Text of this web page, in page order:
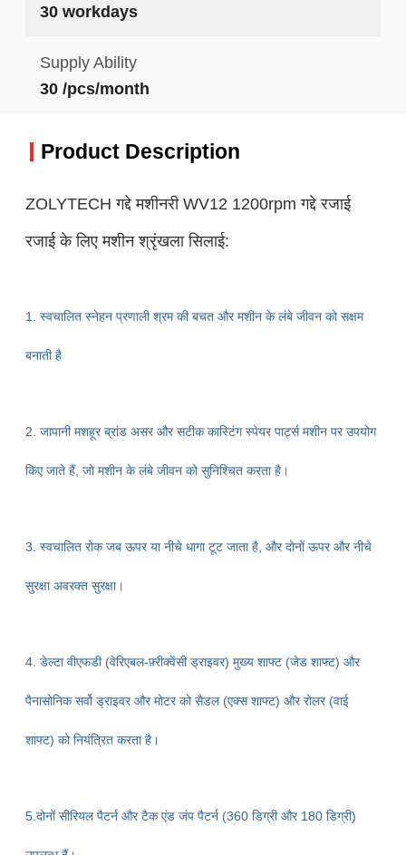
30 workdays
Supply Ability
30 /pcs/month
Product Description
ZOLYTECH गद्दे मशीनरी WV12 1200rpm गद्दे रजाई
रजाई के लिए मशीन श्रृंखला सिलाई:
1. स्वचालित स्नेहन प्रणाली श्रम की बचत और मशीन के लंबे जीवन को सक्षम
बनाती है
2. जापानी मशहूर ब्रांड असर और सटीक कास्टिंग स्पेयर पार्ट्स मशीन पर उपयोग
किए जाते हैं, जोमशीन के लंबे जीवन को सुनिश्चित करता है।
3. स्वचालित रोक जब ऊपर या नीचे धागा टूट जाता है, और दोनों ऊपर और नीचे
सुरक्षा अवरक्त सुरक्षा।
4. डेल्टा वीएफडी (वेरिएबल-फ़्रीक्वेंसी ड्राइवर) मुख्य शाफ्ट (जेड शाफ्ट) और
पैनासोनिक सर्वो ड्राइवर और मोटर को सैडल (एक्स शाफ्ट) और रोलर (वाई
शाफ्ट) को नियंत्रित करता है।
5.दोनों सीरियल पैटर्न और टैक एंड जंप पैटर्न (360 डिग्री और 180 डिग्री)